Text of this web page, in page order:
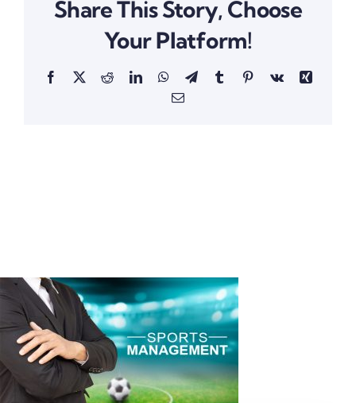
Share This Story, Choose
Your Platform!
Facebook
X RedditLinkedInWhatsApp
TelegramTumblrPinterestVk
Xing
Email